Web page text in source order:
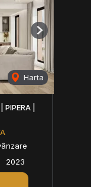
Harta
Next
|
2023